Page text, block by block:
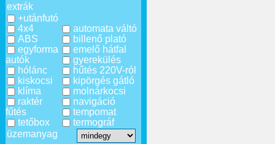
extrák
+utánfutó
4x4
ABS
egyforma
autók
hólánc
kiskocsi
klíma
raktér
fűtés
tetőbox
automata váltó
billenő plató
emelő hátfal
gyerekülés
hűtés 220V-ról
kipörgés gátló
molnárkocsi
navigáció
tempomat
termográf
üzemanyag